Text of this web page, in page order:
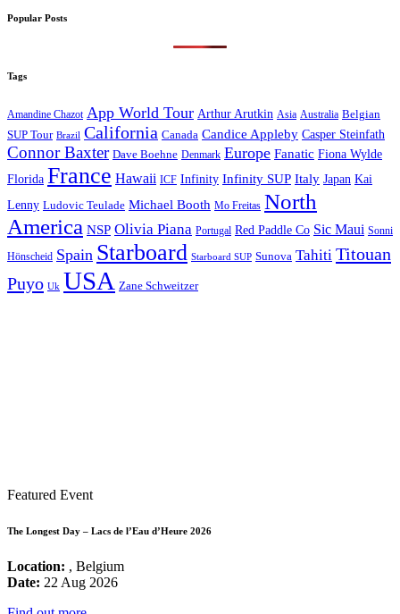
Popular Posts
Tags
Amandine Chazot App World Tour Arthur Arutkin Asia Australia Belgian
SUP Tour Brazil California Canada Candice Appleby Casper Steinfath
Connor Baxter Dave Boehne Denmark Europe Fanatic Fiona Wylde
Florida France Hawaii ICF Infinity Infinity SUP Italy Japan Kai
Lenny Ludovic Teulade Michael Booth Mo Freitas North
America NSP Olivia Piana Portugal Red Paddle Co Sic Maui Sonni
Hönscheid Spain Starboard Starboard SUP Sunova Tahiti Titouan
Puyo Uk USA Zane Schweitzer
Featured Event
The Longest Day – Lacs de l’Eau d’Heure 2026
Location: , Belgium
Date: 22 Aug 2026